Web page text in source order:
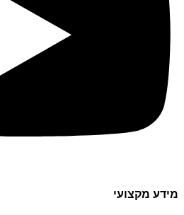
מידע מקצועי